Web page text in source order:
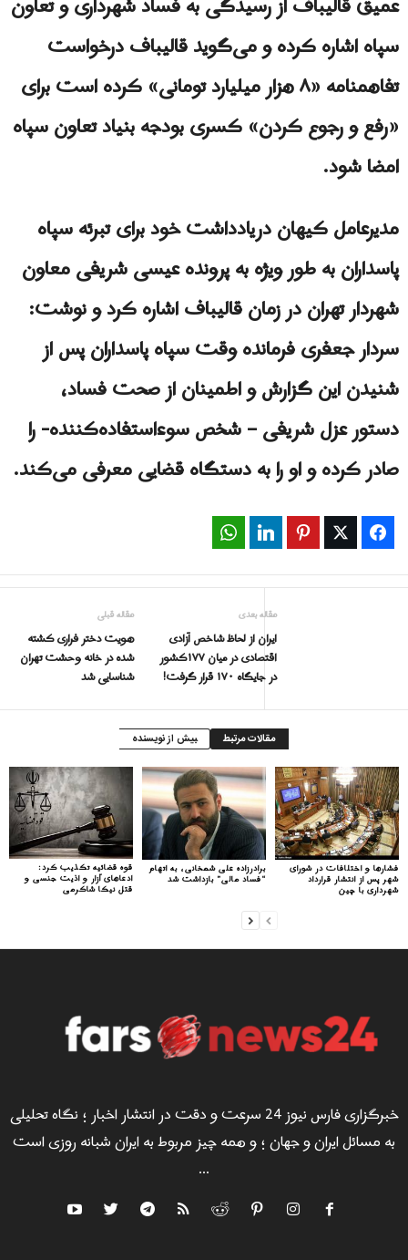
سپاه اشاره کرده و می‌گوید قالیباف درخواست
تفاهمنامه «۸ هزار میلیارد تومانی» کرده است برای
«رفع و رجوع کردن» کسری بودجه بنیاد تعاون سپاه
امضا شود.
مدیرعامل کیهان دریادداشت خود برای تبرئه سپاه
پاسداران به طور ویژه به پرونده عیسی شریفی معاون
شهردار تهران در زمان قالیباف اشاره کرد و نوشت:
سردار جعفری فرمانده وقت سپاه پاسداران پس از
شنیدن این گزارش و اطمینان از صحت فساد،
دستور عزل شریفی – شخص سوءاستفاده‌کننده- را
صادر کرده و او را به دستگاه قضایی معرفی می‌کند.
Facebook
Twitter
Pinterest
LinkedIn
مقاله قبلی
هویت دختر فراری کشته
شده در خانه وحشت تهران
شناسایی شد
مقاله بعدی
ایران از لحاظ شاخص آزادی
اقتصادی در میان ۱۷۷کشور
در جایگاه ۱۷۰ قرار گرفت!
مقالات مرتبط بیش از نویسنده
قوه قضائیه تکذیب کرد:
ادعاهای آزار و اذیت جنسی و
قتل نیکا شاکرمی
برادرزاده علی شمخانی، به اتهام
“فساد مالی” بازداشت شد
فشارها و اختلافات در شورای
شهر پس از انتشار قرارداد
شهرداری با چین
خبرگزاری فارس نیوز 24 سرعت و دقت در انتشار اخبار ؛ نگاه تحلیلی
به مسائل ایران و جهان ؛ و همه چیز مربوط به ایران شبانه روزی است
...